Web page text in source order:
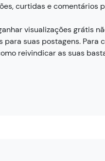
curtidas e comentários
visualizações grátis
para suas postagens. Para
reivindicar as suas